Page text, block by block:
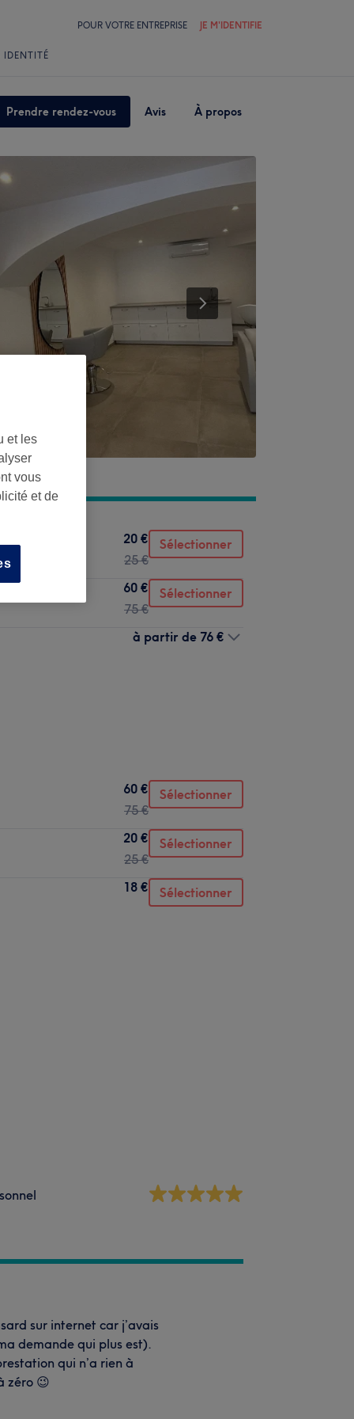
POUR VOTRE ENTREPRISE JE M'IDENTIFIE
IDENTITÉ
Prendre rendez-vous Avis À propos
20 €
25 €
Sélectionner
60 €
75 €
Sélectionner
à partir de 76 €
60 €
75 €
Sélectionner
20 €
25 €
Sélectionner
18 € Sélectionner
sur internet car j’avais
demande qui plus est).
qui n’a rien à
zéro 😉
et les
vous
et de